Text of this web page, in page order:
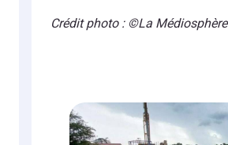
Crédit photo : ©La Médiosphère